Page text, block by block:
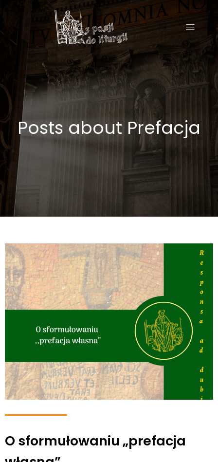
Posts about Prefacja
O sformułowaniu „prefacja